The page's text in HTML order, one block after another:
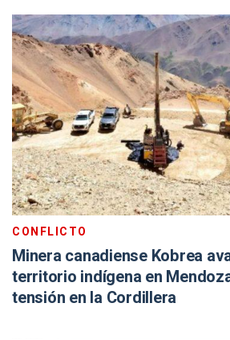
CONFLICTO
Minera canadiense Kobrea
territorio indígena en
tensión en la Cordillera